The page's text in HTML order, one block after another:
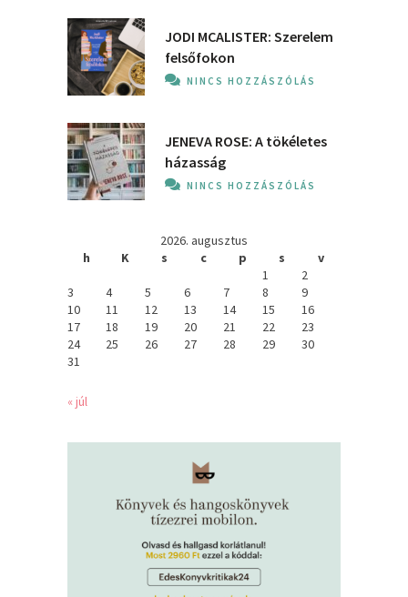
JODI MCALISTER: Szerelem
felsőfokon
NINCS HOZZÁSZÓLÁS
JENEVA ROSE: A ​tökéletes
házasság
NINCS HOZZÁSZÓLÁS
2026. augusztus
h
K s c p s
v
1
2
3
4 5 6 7 8
9
10
11 12 13 14 15
16
17
18 19 20 21 22
23
24
25 26 27 28 29
30
31
« júl